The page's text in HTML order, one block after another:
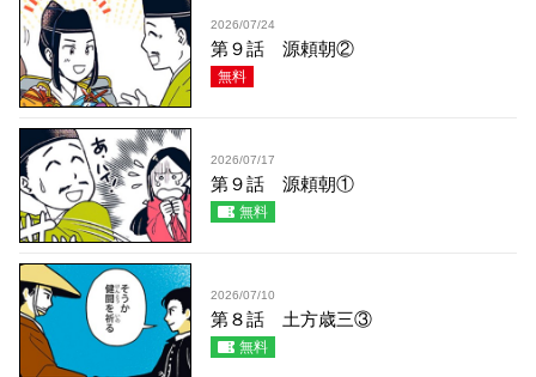
2026/07/24
第９話 源頼朝②
無料
2026/07/17
第９話 源頼朝①
無料
2026/07/10
第８話 土方歳三③
無料